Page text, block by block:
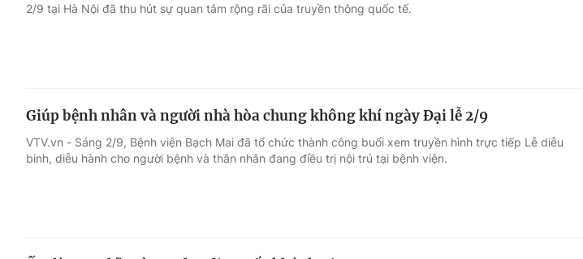
2/9 tại Hà Nội đã thu hút sự quan tâm rộng rãi của truyền thông quốc tế.
Giúp bệnh nhân và người nhà hòa chung không khí ngày Đại lễ 2/9
VTV.vn - Sáng 2/9, Bệnh viện Bạch Mai đã tổ chức thành công buổi xem truyền hình trực tiếp Lễ diễu
binh, diễu hành cho người bệnh và thân nhân đang điều trị nội trú tại bệnh viện.